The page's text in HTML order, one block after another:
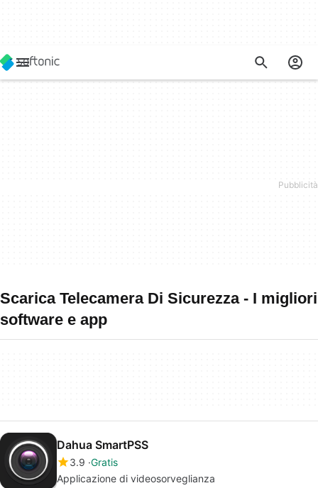
Scarica Telecamera Di Sicurezza - I migliori
software e app
Dahua SmartPSS
3.9 Gratis
Applicazione di videosorveglianza